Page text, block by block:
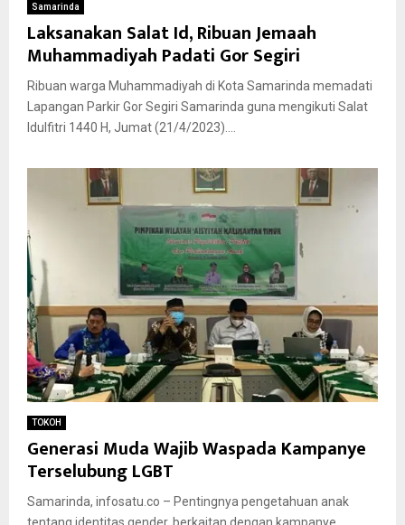
Samarinda
Laksanakan Salat Id, Ribuan Jemaah
Muhammadiyah Padati Gor Segiri
Ribuan warga Muhammadiyah di Kota Samarinda memadati
Lapangan Parkir Gor Segiri Samarinda guna mengikuti Salat
Idulfitri 1440 H, Jumat (21/4/2023)....
TOKOH
Generasi Muda Wajib Waspada Kampanye
Terselubung LGBT
Samarinda, infosatu.co – Pentingnya pengetahuan anak
tentang identitas gender, berkaitan dengan kampanye